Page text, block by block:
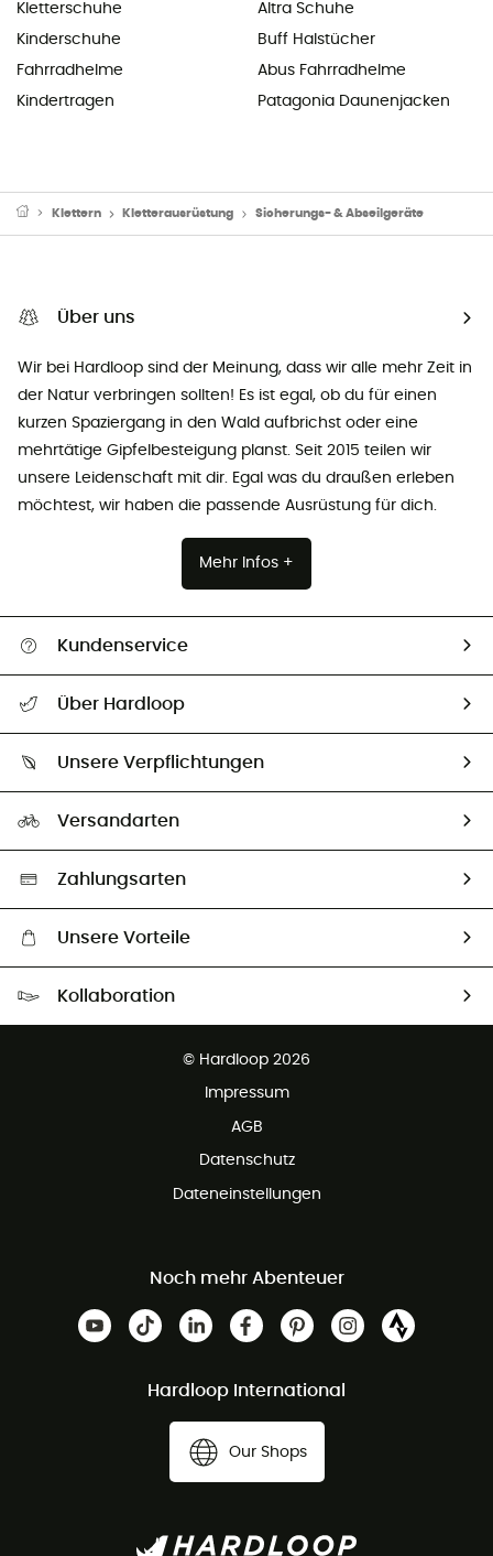
Kletterschuhe
Kinderschuhe
Fahrradhelme
Kindertragen
Altra Schuhe
Buff Halstücher
Abus Fahrradhelme
Patagonia Daunenjacken
Klettern Kletterausrüstung Sicherungs- & Abseilgeräte
Über uns
Wir bei Hardloop sind der Meinung, dass wir alle mehr Zeit in
der Natur verbringen sollten! Es ist egal, ob du für einen
kurzen Spaziergang in den Wald aufbrichst oder eine
mehrtätige Gipfelbesteigung planst. Seit 2015 teilen wir
unsere Leidenschaft mit dir. Egal was du draußen erleben
möchtest, wir haben die passende Ausrüstung für dich.
Mehr Infos +
Kundenservice
Größentabelle
Über Hardloop
Unsere Botschafter
Unsere Verpflichtungen
Auswahl an nachhaltigen Produkten
Versandarten
Zahlungsarten
Unsere Vorteile
Kollaboration
© Hardloop 2026
Impressum
AGB
Datenschutz
Dateneinstellungen
Noch mehr Abenteuer
Hardloop International
Our Shops